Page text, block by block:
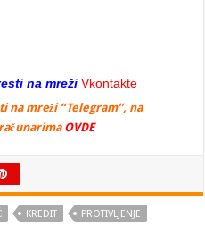
na mreži Vkontakte
na mreži “Telegram”, na
OVDE
KREDIT
PROTIVLJENJE